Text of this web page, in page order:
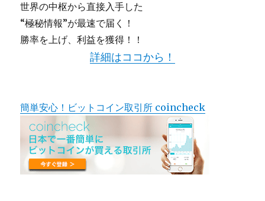
世界の中枢から直接入手した
“極秘情報”が最速で届く！
勝率を上げ、利益を獲得！！
詳細はココから！
簡単安心！ビットコイン取引所 coincheck